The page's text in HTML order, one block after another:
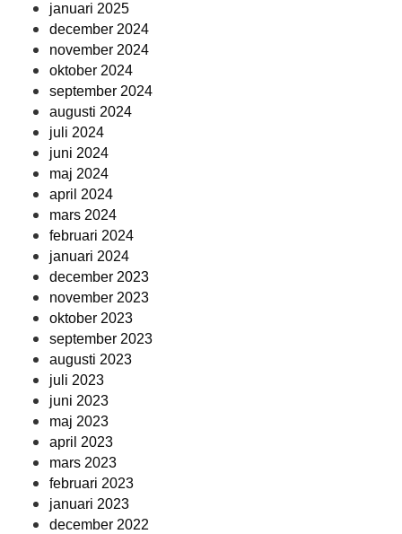
januari 2025
december 2024
november 2024
oktober 2024
september 2024
augusti 2024
juli 2024
juni 2024
maj 2024
april 2024
mars 2024
februari 2024
januari 2024
december 2023
november 2023
oktober 2023
september 2023
augusti 2023
juli 2023
juni 2023
maj 2023
april 2023
mars 2023
februari 2023
januari 2023
december 2022